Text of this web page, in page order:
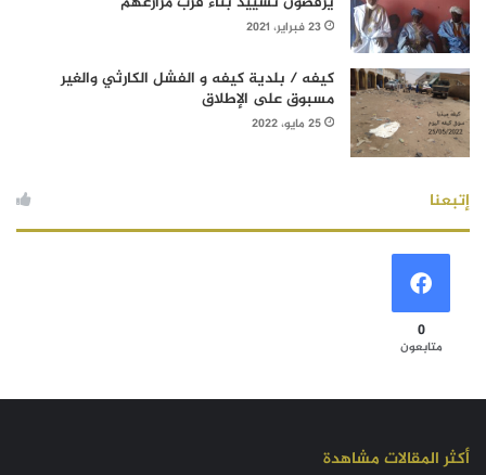
23 فبراير، 2021
كيفه / بلدية كيفه و الفشل الكارثي والغير
مسبوق على الإطلاق
25 مايو، 2022
إتبعنا
0
متابعون
أكثر المقالات مشاهدة